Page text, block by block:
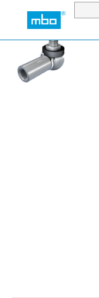
Zum Hauptinhalt springen